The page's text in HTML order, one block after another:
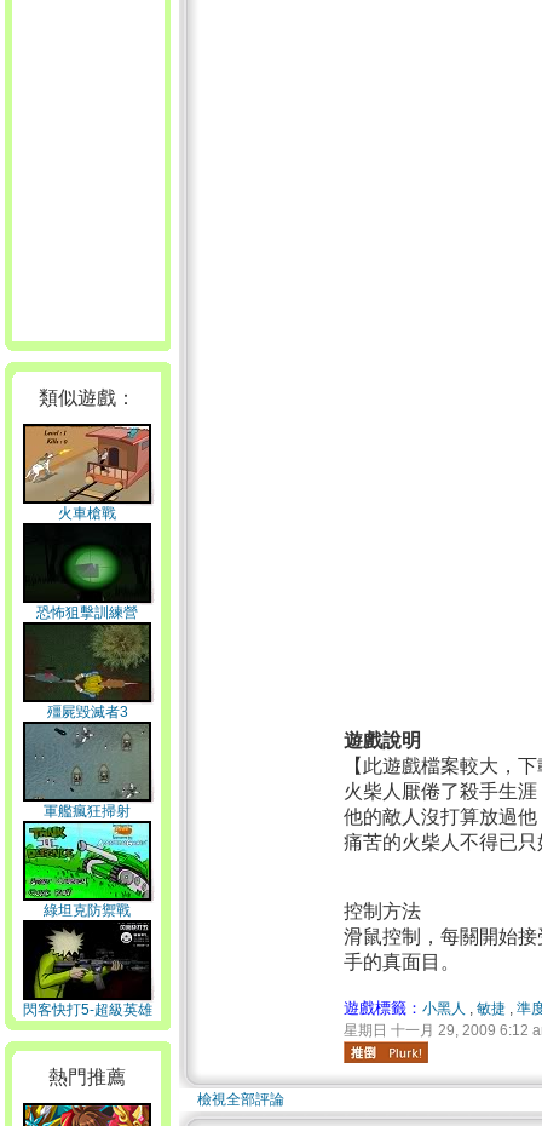
類似遊戲：
火車槍戰
恐怖狙擊訓練營
殭屍毀滅者3
軍艦瘋狂掃射
綠坦克防禦戰
閃客快打5-超級英雄
熱門推薦
遊戲說明
【此遊戲檔案較大，
火柴人厭倦了殺手生
他的敵人沒打算放過
痛苦的火柴人不得已
控制方法
滑鼠控制，每關開始
手的真面目。
遊戲標籤： 小黑人 , 敏捷 , 準
星期日 十一月 29, 2009 6:12
檢視全部評論